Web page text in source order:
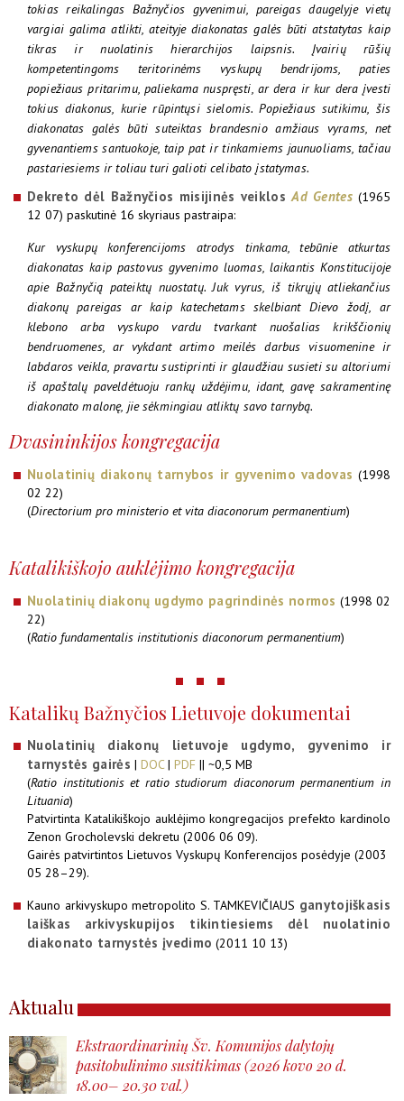
tokias reikalingas Bažnyčios gyvenimui, pareigas daugelyje vietų
vargiai galima atlikti, ateityje diakonatas galės būti atstatytas kaip
tikras ir nuolatinis hierarchijos laipsnis. Įvairių rūšių
kompetentingoms teritorinėms vyskupų bendrijoms, paties
popiežiaus pritarimu, paliekama nuspręsti, ar dera ir kur dera įvesti
tokius diakonus, kurie rūpintųsi sielomis. Popiežiaus sutikimu, šis
diakonatas galės būti suteiktas brandesnio amžiaus vyrams, net
gyvenantiems santuokoje, taip pat ir tinkamiems jaunuoliams, tačiau
pastariesiems ir toliau turi galioti celibato įstatymas.
Dekreto dėl Bažnyčios misijinės veiklosAd Gentes(1965
12 07) paskutinė 16 skyriaus pastraipa:
Kur vyskupų konferencijoms atrodys tinkama, tebūnie atkurtas
diakonatas kaip pastovus gyvenimo luomas, laikantis Konstitucijoje
apie Bažnyčią pateiktų nuostatų. Juk vyrus, iš tikrųjų atliekančius
diakonų pareigas ar kaip katechetams skelbiant Dievo žodį, ar
klebono arba vyskupo vardu tvarkant nuošalias krikščionių
bendruomenes, ar vykdant artimo meilės darbus visuomenine ir
labdaros veikla, pravartu sustiprinti ir glaudžiau susieti su altoriumi
iš apaštalų paveldėtuoju rankų uždėjimu, idant, gavę sakramentinę
diakonato malonę, jie sėkmingiau atliktų savo tarnybą.
Dvasininkijos kongregacija
Nuolatinių diakonų tarnybos ir gyvenimo vadovas (1998
02 22)
(Directorium pro ministerio et vita diaconorum permanentium)
Katalikiškojo auklėjimo kongregacija
Nuolatinių diakonų ugdymo pagrindinės normos (1998 02
22)
(Ratio fundamentalis institutionis diaconorum permanentium)
Katalikų Bažnyčios Lietuvoje dokumentai
Nuolatinių diakonų lietuvoje ugdymo, gyvenimo ir
tarnystės gairės | DOC| PDF || ~0,5 MB
(Ratio institutionis et ratio studiorum diaconorum permanentium in
Lituania)
Patvirtinta Katalikiškojo auklėjimo kongregacijos prefekto kardinolo
Zenon Grocholevski dekretu (2006 06 09).
Gairės patvirtintos Lietuvos Vyskupų Konferencijos posėdyje (2003
05 28–29).
Kauno arkivyskupo metropolito S. TAMKEVIČIAUS ganytojiškasis
laiškas arkivyskupijos tikintiesiems dėl nuolatinio
diakonato tarnystės įvedimo (2011 10 13)
Aktualu
Ekstraordinarinių Šv. Komunijos dalytojų
pasitobulinimo susitikimas (2026 kovo 20 d.
18.00– 20.30 val.)